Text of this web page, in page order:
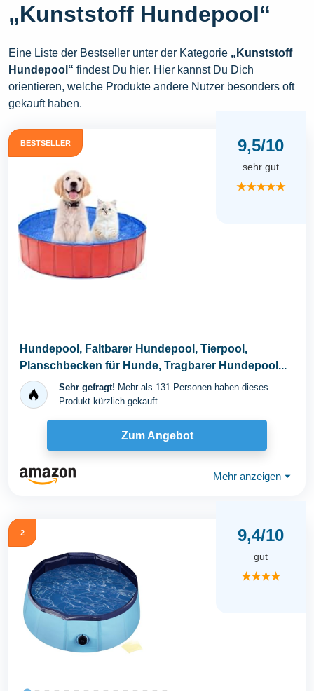
„Kunststoff Hundepool“
Eine Liste der Bestseller unter der Kategorie „Kunststoff
Hundepool“ findest Du hier. Hier kannst Du Dich
orientieren, welche Produkte andere Nutzer besonders oft
gekauft haben.
BESTSELLER 9,5/10
sehr gut
★★★★★
Hundepool, Faltbarer Hundepool, Tierpool,
Planschbecken für Hunde, Tragbarer Hundepool...
Sehr gefragt! Mehr als 131 Personen haben dieses
Produkt kürzlich gekauft.
Zum Angebot
Mehr anzeigen ⏷
2 9,4/10
gut
★★★★